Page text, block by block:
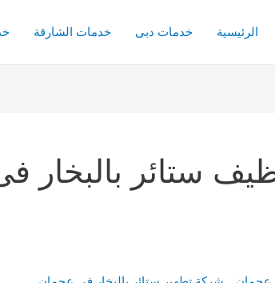
الرئيسية خدمات دبى خدمات الشارقة
ستائر بالبخار